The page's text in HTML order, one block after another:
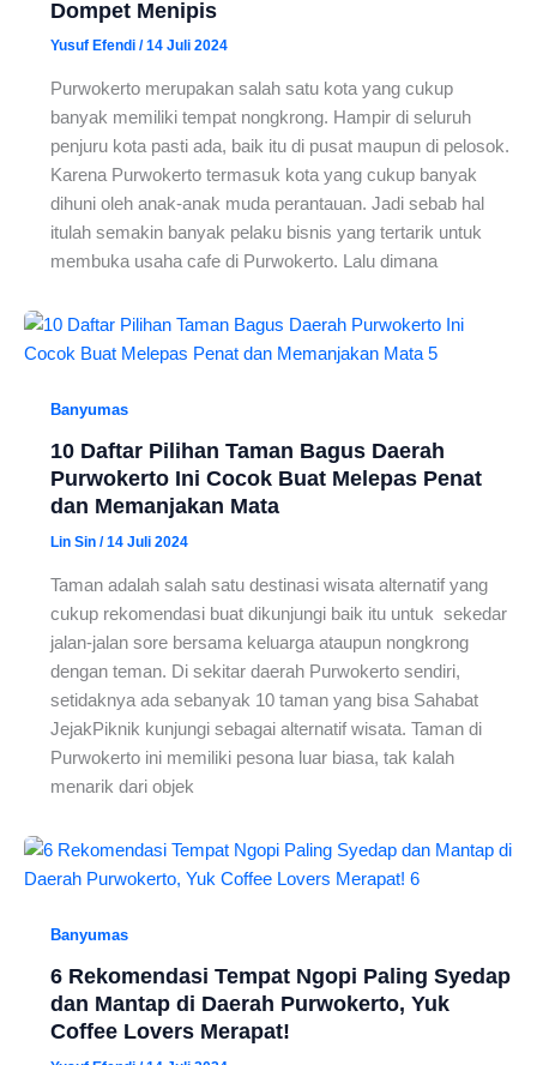
Dompet Menipis
Yusuf Efendi /14 Juli 2024
Purwokerto merupakan salah satu kota yang cukup
banyak memiliki tempat nongkrong. Hampir di seluruh
penjuru kota pasti ada, baik itu di pusat maupun di pelosok.
Karena Purwokerto termasuk kota yang cukup banyak
dihuni oleh anak-anak muda perantauan. Jadi sebab hal
itulah semakin banyak pelaku bisnis yang tertarik untuk
membuka usaha cafe di Purwokerto. Lalu dimana
Banyumas
10 Daftar Pilihan Taman Bagus Daerah
Purwokerto Ini Cocok Buat Melepas Penat
dan Memanjakan Mata
Lin Sin /14 Juli 2024
Taman adalah salah satu destinasi wisata alternatif yang
cukup rekomendasi buat dikunjungi baik itu untuk sekedar
jalan-jalan sore bersama keluarga ataupun nongkrong
dengan teman. Di sekitar daerah Purwokerto sendiri,
setidaknya ada sebanyak 10 taman yang bisa Sahabat
JejakPiknik kunjungi sebagai alternatif wisata. Taman di
Purwokerto ini memiliki pesona luar biasa, tak kalah
menarik dari objek
Banyumas
6 Rekomendasi Tempat Ngopi Paling Syedap
dan Mantap di Daerah Purwokerto, Yuk
Coffee Lovers Merapat!